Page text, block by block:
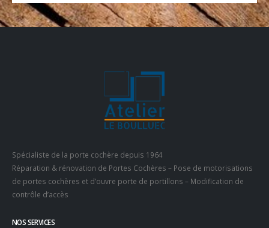
Spécialiste de la porte cochère depuis 1964
Réparation & rénovation de Portes Cochères – Pose de motorisations
de portes cochères et d’ouvre porte de portillons – Modification de
contrôle d’accès
NOS SERVICES